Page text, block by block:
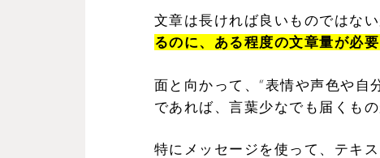
文章は長ければ良いものではない
るのに、ある程度の文章量が必
面と向かって、“表情や声色や自
であれば、言葉少なでも届くも
特にメッセージを使って、テキス